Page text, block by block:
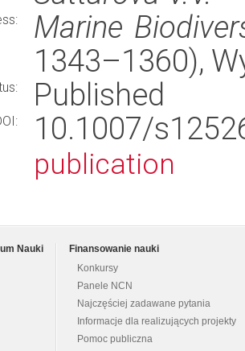
Marine
1343–1360),
Published
10.1007/
publication
Nauki
Finansowanie nauki
Konkursy
Panele NCN
Najczęściej zadawane pytania
Informacje dla realizujących projekty
Pomoc publiczna